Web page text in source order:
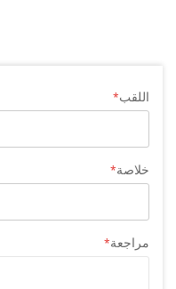
اللقب
خلاصة
مراجعة